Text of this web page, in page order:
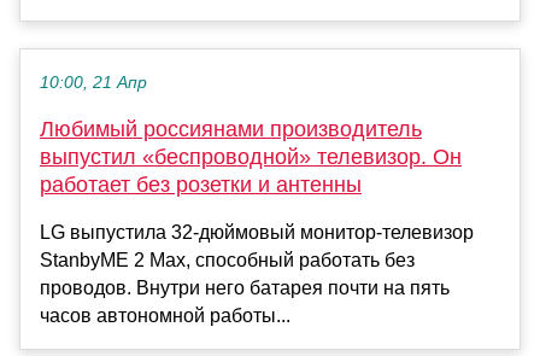
10:00, 21 Апр
Любимый россиянами производитель
выпустил «беспроводной» телевизор. Он
работает без розетки и антенны
LG выпустила 32-дюймовый монитор-телевизор
StanbyME 2 Max, способный работать без
проводов. Внутри него батарея почти на пять
часов автономной работы...